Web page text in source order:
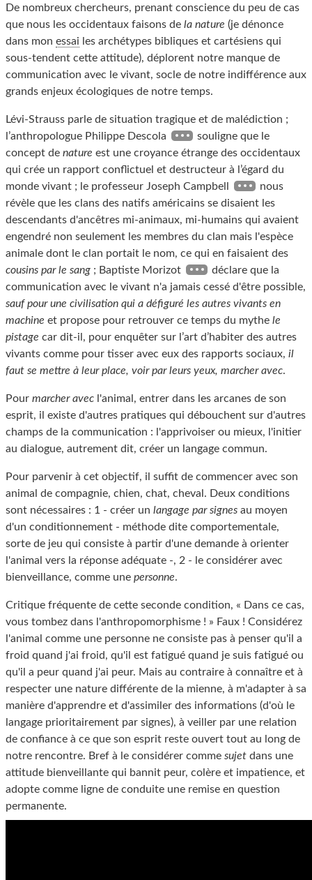
De nombreux chercheurs, prenant conscience du peu de cas
que nous les occidentaux faisons de la nature (je dénonce
dans mon essai les archétypes bibliques et cartésiens qui
sous-tendent cette attitude), déplorent notre manque de
communication avec le vivant, socle de notre indifférence aux
grands enjeux écologiques de notre temps.
Lévi-Strauss parle de situation tragique et de malédiction ;
l’anthropologue Philippe Descola
souligne que le
concept de nature est une croyance étrange des occidentaux
qui crée un rapport conflictuel et destructeur à l’égard du
monde vivant ; le professeur Joseph Campbell
nous
révèle que les clans des natifs américains se disaient les
descendants d'ancêtres mi-animaux, mi-humains qui avaient
engendré non seulement les membres du clan mais l'espèce
animale dont le clan portait le nom, ce qui en faisaient des
cousins par le sang ; Baptiste Morizot
déclare que la
communication avec le vivant n'a jamais cessé d'être possible,
sauf pour une civilisation qui a défiguré les autres vivants en
machine et propose pour retrouver ce temps du mythe le
pistage car dit-il, pour enquêter sur l’art d’habiter des autres
vivants comme pour tisser avec eux des rapports sociaux, il
faut se mettre à leur place, voir par leurs yeux, marcher avec.
Pour marcher avec l'animal, entrer dans les arcanes de son
esprit, il existe d'autres pratiques qui débouchent sur d'autres
champs de la communication : l'apprivoiser ou mieux, l'initier
au dialogue, autrement dit, créer un langage commun.
Pour parvenir à cet objectif, il suffit de commencer avec son
animal de compagnie, chien, chat, cheval. Deux conditions
sont nécessaires : 1 - créer un langage par signes au moyen
d'un conditionnement - méthode dite comportementale,
sorte de jeu qui consiste à partir d'une demande à orienter
l'animal vers la réponse adéquate -, 2 - le considérer avec
bienveillance, comme une personne.
Critique fréquente de cette seconde condition, « Dans ce cas,
vous tombez dans l'anthropomorphisme ! » Faux ! Considérez
l'animal comme une personne ne consiste pas à penser qu'il a
froid quand j'ai froid, qu'il est fatigué quand je suis fatigué ou
qu'il a peur quand j'ai peur. Mais au contraire à connaître et à
respecter une nature différente de la mienne, à m'adapter à sa
manière d'apprendre et d'assimiler des informations (d'où le
langage prioritairement par signes), à veiller par une relation
de confiance à ce que son esprit reste ouvert tout au long de
notre rencontre. Bref à le considérer comme sujet dans une
attitude bienveillante qui bannit peur, colère et impatience, et
adopte comme ligne de conduite une remise en question
permanente.